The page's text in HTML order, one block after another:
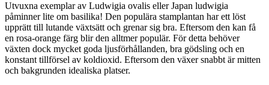
Utvuxna exemplar av Ludwigia ovalis eller Japan ludwigia
påminner lite om basilika! Den populära stamplantan har ett löst
upprätt till lutande växtsätt och grenar sig bra. Eftersom den kan få
en rosa-orange färg blir den alltmer populär. För detta behöver
växten dock mycket goda ljusförhållanden, bra gödsling och en
konstant tillförsel av koldioxid. Eftersom den växer snabbt är mitten
och bakgrunden idealiska platser.